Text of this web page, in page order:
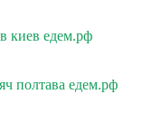
киев едем.рф
полтава едем.рф